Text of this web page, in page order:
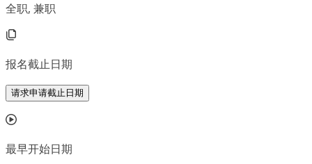
全职, 兼职
报名截止日期
请求申请截止日期
最早开始日期